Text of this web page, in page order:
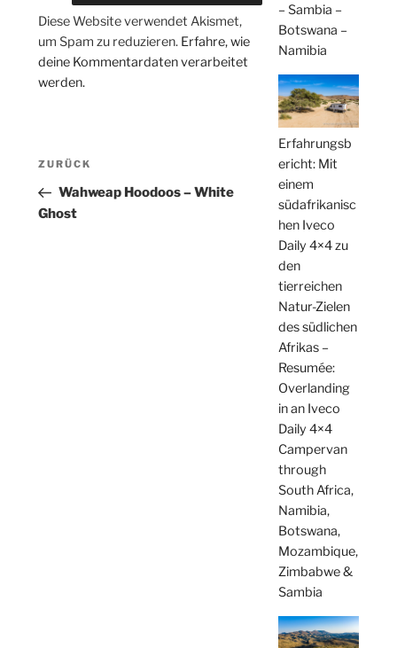
Diese Website verwendet Akismet,
um Spam zu reduzieren. Erfahre, wie
deine Kommentardaten verarbeitet
werden.
Beitragsnavigation
Vorheriger
Beitrag
ZURÜCK
Wahweap Hoodoos – White
Ghost
– Sambia –
Botswana –
Namibia
Erfahrungsb
ericht: Mit
einem
südafrikanisc
hen Iveco
Daily 4×4 zu
den
tierreichen
Natur-Zielen
des südlichen
Afrikas –
Resumée:
Overlanding
in an Iveco
Daily 4×4
Campervan
through
South Africa,
Namibia,
Botswana,
Mozambique,
Zimbabwe &
Sambia